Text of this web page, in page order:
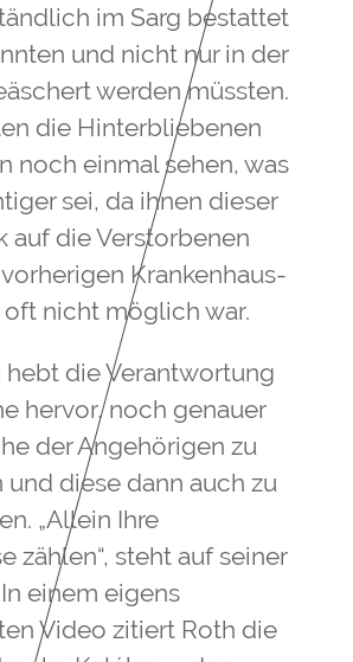
im Sarg bestattet
und nicht nur in der
werden müssten.
die Hinterbliebenen
noch einmal sehen, was
sei, da ihnen dieser
auf die Verstorbenen
Krankenhaus-
nicht möglich war.
hebt die Verantwortung
hervor, noch genauer
der Angehörigen zu
und diese dann auch zu
„Allein Ihre
zählen“, steht auf seiner
einem eigens
Video zitiert Roth die